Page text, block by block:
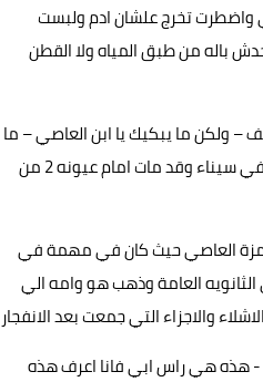
تخرج علشان ادم ولبست
من طبق المياه ولا القطن
– ولكن ما يبكيك يا ابن العاصي – ما
الداعي الي هذه الدموع – هل هو كابوس افزعك ام شيء اخر اتعبك – نعم لقد كان في مهمة في سيناء وقد مات امام عيونه 2 من
العاصي حيث كان في مهمة في
العامة وذهب هو وامه الي
والاجزاء التي جمعت بعد الانفجار
هذه هي راس ابي فانا اعرف هذه